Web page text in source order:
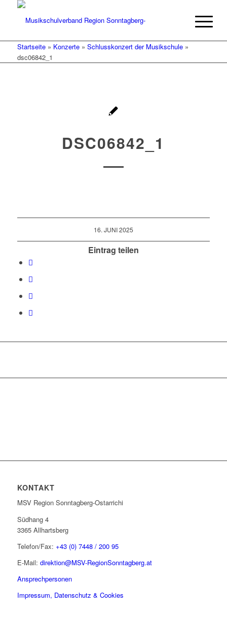
Startseite» Konzerte» Schlusskonzert der Musikschule»
dsc06842_1
DSC06842_1
16. JUNI 2025
Eintrag teilen
KONTAKT
MSV Region Sonntagberg-Ostarrichi
Südhang 4
3365 Allhartsberg
Telefon/Fax: +43 (0) 7448 / 200 95
E-Mail: direktion@MSV-RegionSonntagberg.at
Ansprechpersonen
Impressum, Datenschutz & Cookies